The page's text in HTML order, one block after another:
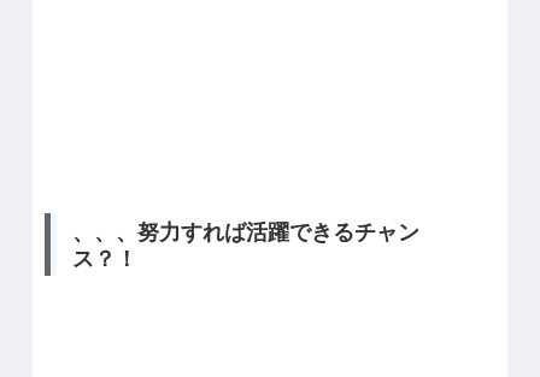
、、、努力すれば活躍できるチャン
ス？！